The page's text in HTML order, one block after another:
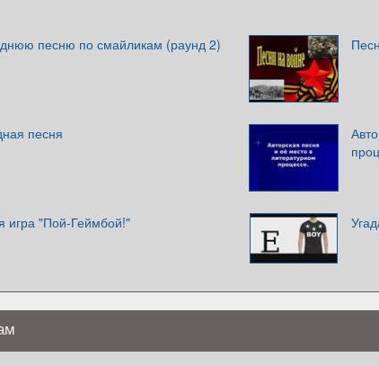
песню по смайликам (раунд 2)
песня
игра "Пой-Геймбой!"